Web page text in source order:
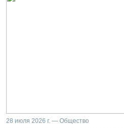
28 июля 2026 г. — Общество